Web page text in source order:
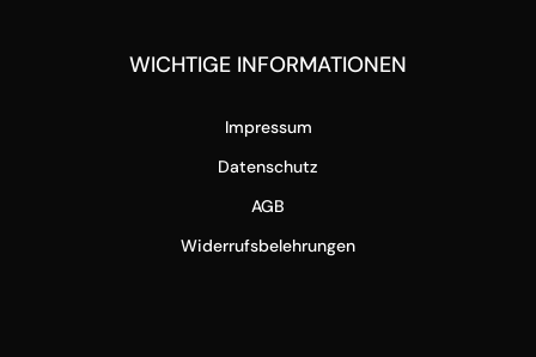
WICHTIGE INFORMATIONEN
Impressum
Datenschutz
AGB
Widerrufsbelehrungen